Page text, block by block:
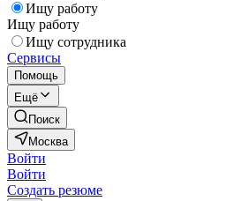
Ищу работу
Ищу работу
Ищу сотрудника
Сервисы
Помощь
Ещё
Поиск
Москва
Войти
Войти
Создать резюме